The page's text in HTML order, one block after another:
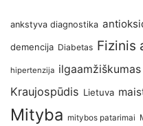
ankstyva diagnostika
demencija Diabetas Fizinis
hipertenzija ilgaamžiškumas
Kraujospūdis Lietuva
Mityba mitybos patarimai